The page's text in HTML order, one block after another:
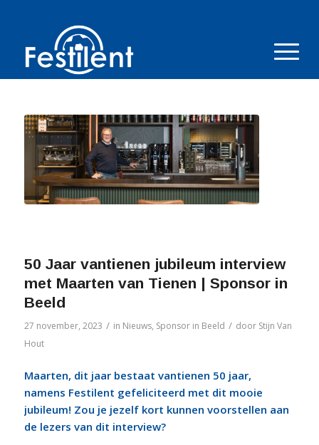
50 Jaar vantienen jubileum interview
met Maarten van Tienen | Sponsor in
Beeld
27 november, 2023 / in Nieuws, Sponsor in Beeld / door Stijn Van
Hout
Maarten, dit jaar bestaat vantienen 50 jaar,
namens Festilent gefeliciteerd met dit mooie
jubileum! Zou je jezelf kort kunnen voorstellen aan
de lezers van dit interview?